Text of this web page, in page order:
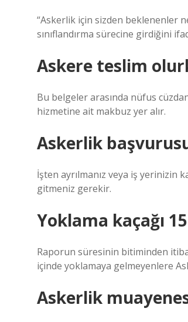
“Askerlik için sizden beklenenler
sınıflandırma sürecine girdiğini
Askere teslim
Bu belgeler arasında nüfus
hizmetine ait makbuz yer alır.
Askerlik
İşten ayrılmanız veya iş yerinizin
gitmeniz gerekir.
Yoklama kaçağı
Raporun süresinin bitiminden
içinde yoklamaya gelmeyenlere
Askerlik